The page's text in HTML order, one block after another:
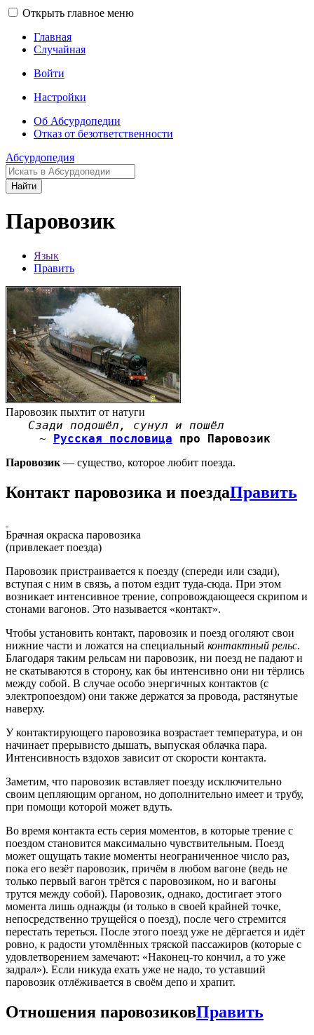
Открыть главное меню
Главная
Случайная
Войти
Настройки
Об Абсурдопедии
Отказ от безответственности
Абсурдопедия
Найти
Паровозик
Язык
Править
Паровозик пыхтит от натуги
Сзади подошёл, сунул и пошёл
~ Русская пословица про Паровозик
Паровозик — существо, которое любит поезда.
Контакт паровозика и поездаПравить
Брачная окраска паровозика
(привлекает поезда)
Паровозик пристраивается к поезду (спереди или сзади),
вступая с ним в связь, а потом ездит туда-сюда. При этом
возникает интенсивное трение, сопровождающееся скрипом и
стонами вагонов. Это называется «контакт».
Чтобы установить контакт, паровозик и поезд оголяют свои
нижние части и ложатся на специальный контактный рельс.
Благодаря таким рельсам ни паровозик, ни поезд не падают и
не скатываются в сторону, как бы интенсивно они ни тёрлись
между собой. В случае особо энергичных контактов (с
электропоездом) они также держатся за провода, растянутые
наверху.
У контактирующего паровозика возрастает температура, и он
начинает прерывисто дышать, выпуская облачка пара.
Интенсивность вздохов зависит от скорости контакта.
Заметим, что паровозик вставляет поезду исключительно
своим цепляющим органом, но дополнительно имеет и трубу,
при помощи которой может вдуть.
Во время контакта есть серия моментов, в которые трение с
поездом становится максимально чувствительным. Поезд
может ощущать такие моменты неограниченное число раз,
пока его везёт паровозик, причём в любом вагоне (ведь не
только первый вагон трётся с паровозиком, но и вагоны
трутся между собой). Паровозик, однако, достигает этого
момента лишь однажды (и только в своей крайней точке,
непосредственно трущейся о поезд), после чего стремится
перестать тереться. После этого поезд уже не дёргается и идёт
ровно, к радости утомлённых тряской пассажиров (которые с
удовлетворением замечают: «Наконец-то кончил, а то уже
задрал»). Если никуда ехать уже не надо, то уставший
паровозик отлёживается в своём депо и храпит.
Отношения паровозиковПравить